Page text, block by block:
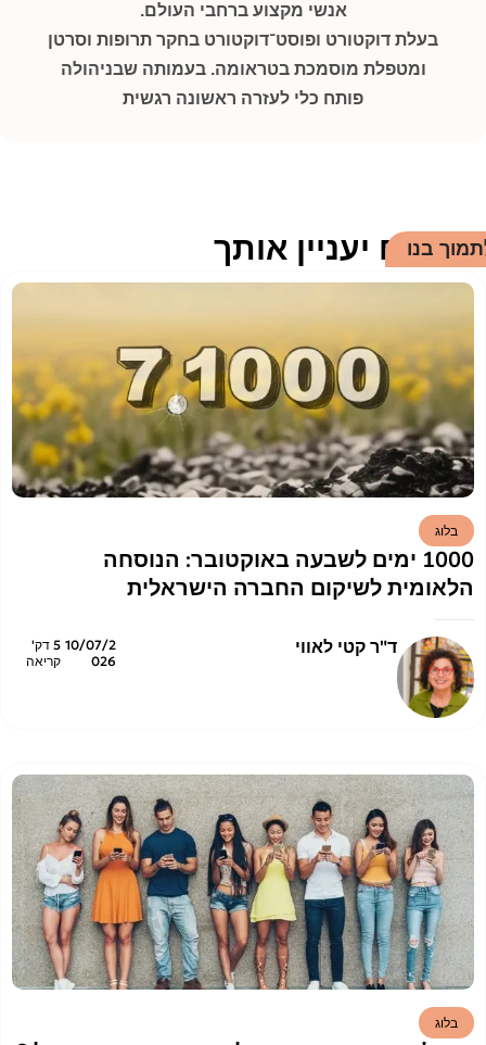
אנשי מקצוע ברחבי העולם.
בעלת דוקטורט ופוסט־דוקטורט בחקר תרופות וסרטן
ומטפלת מוסמכת בטראומה. בעמותה שבניהולה
פותח כלי לעזרה ראשונה רגשית
אולי גם יעניין אותך
בלוג
1000 ימים לשבעה באוקטובר: הנוסחה
הלאומית לשיקום החברה הישראלית
ד"ר קטי לאווי
10/07/2
026
5 דק'
קריאה
בלוג
בנו